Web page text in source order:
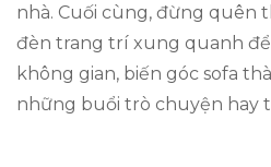
nhà. Cuối cùng, đừng quên
đèn trang trí xung quanh
không gian, biến góc sofa
những buổi trò chuyện hay